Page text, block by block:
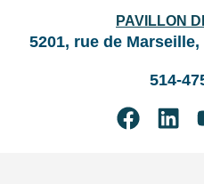
PAVILLON
5201, rue de Marseille,
514-